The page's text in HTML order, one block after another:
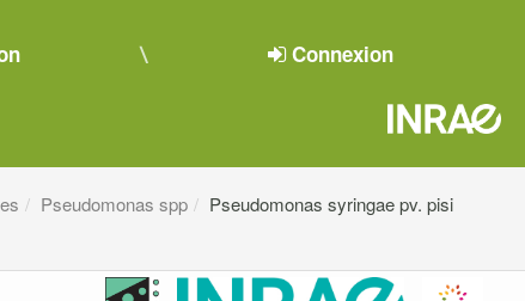
Connexion
Pseudomonas spp
Pseudomonas syringae pv. pisi